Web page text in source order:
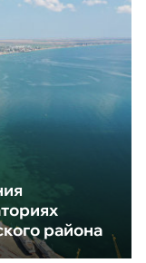
района